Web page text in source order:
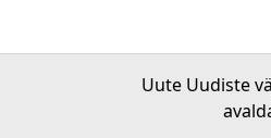
Uute Uudiste